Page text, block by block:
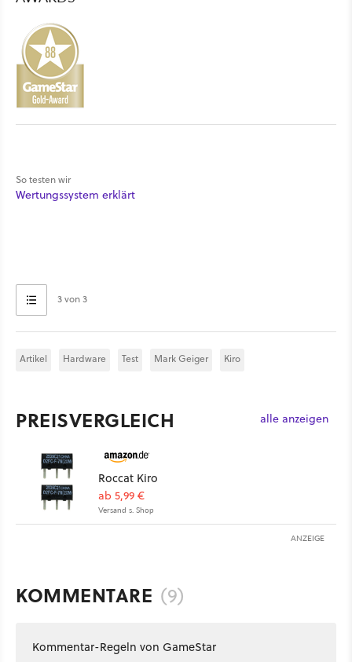
So testen wir
Wertungssystem erklärt
3 von 3
Artikel Hardware Test Mark Geiger Kiro
PREISVERGLEICH alle anzeigen
Roccat Kiro
ab 5,99 €
Versand s. Shop
ANZEIGE
KOMMENTARE (9)
Kommentar-Regeln von GameStar